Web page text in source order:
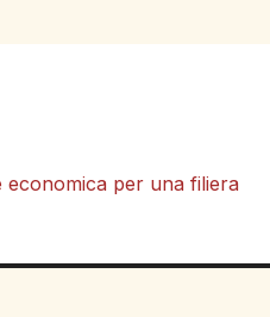
per una filiera